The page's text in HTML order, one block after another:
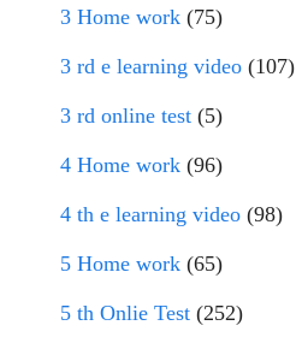
3 Home work (75)
3 rd e learning video (107)
3 rd online test (5)
4 Home work (96)
4 th e learning video (98)
5 Home work (65)
5 th Onlie Test (252)